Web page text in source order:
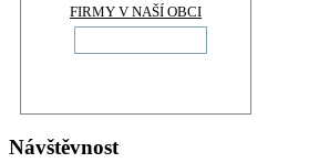
FIRMY V NAŠÍ OBCI
Návštěvnost